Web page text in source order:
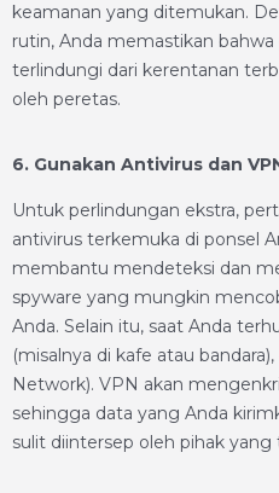
keamanan yang ditemukan.
rutin, Anda memastikan
terlindungi dari kerentanan
oleh peretas.
6. Gunakan Antivirus dan
Untuk perlindungan ekstra,
antivirus terkemuka di ponsel
membantu mendeteksi dan
spyware yang mungkin
Anda. Selain itu, saat Anda
(misalnya di kafe atau
Network). VPN akan
sehingga data yang Anda
sulit diintersep oleh pihak